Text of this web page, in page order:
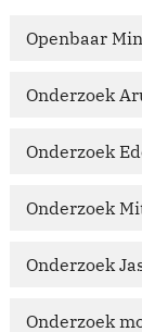
Openbaar
Onderzoek
Onderzoek
Onderzoek
Onderzoek
Onderzoek